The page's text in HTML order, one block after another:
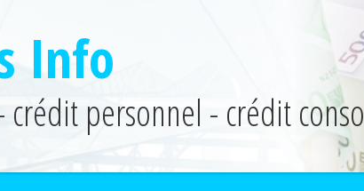
Info
personnel - crédit